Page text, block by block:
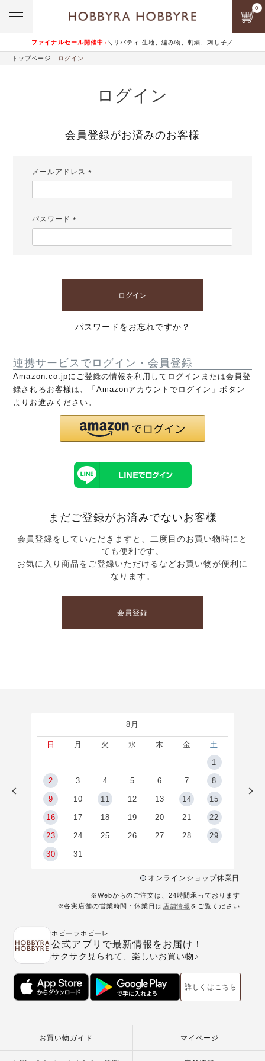
ファイナルセール開催中♪ ＼リバティ 生地、編み物、刺繍、刺し子／
0
トップページ ログイン
ログイン
会員登録がお済みのお客様
メールアドレス
パスワード
ログイン
パスワードをお忘れですか？
連携サービスでログイン・会員登録
Amazon.co.jpにご登録の情報を利用してログインまたは会員登
録されるお客様は、「Amazonアカウントでログイン」ボタン
よりお進みください。
まだご登録がお済みでないお客様
会員登録をしていただきますと、二度目のお買い物時にと
ても便利です。
お気に入り商品をご登録いただけるなどお買い物が便利に
なります。
会員登録
8月
日 月 火 水 木 金
土
1
2 3 4 5 6 7 8
9 10 11 12 13 14 15
16 17 18 19 20 21 22
23 24 25 26 27 28 29
30 31
オンラインショップ休業日
※Webからのご注文は、24時間承っております
※各実店舗の営業時間・休業日は 店舗情報 をご覧ください
ホビーラホビーレ
公式アプリで最新情報をお届け！
サクサク見られて、楽しいお買い物♪
詳しくはこちら
お買い物ガイド マイページ